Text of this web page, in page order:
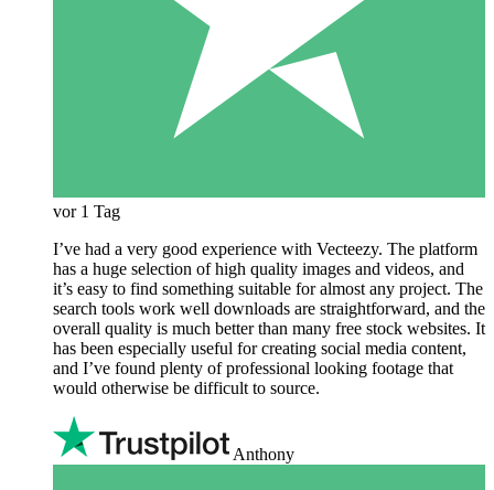
vor 1 Tag
I’ve had a very good experience with Vecteezy. The platform
has a huge selection of high quality images and videos, and
it’s easy to find something suitable for almost any project. The
search tools work well downloads are straightforward, and the
overall quality is much better than many free stock websites. It
has been especially useful for creating social media content,
and I’ve found plenty of professional looking footage that
would otherwise be difficult to source.
Anthony